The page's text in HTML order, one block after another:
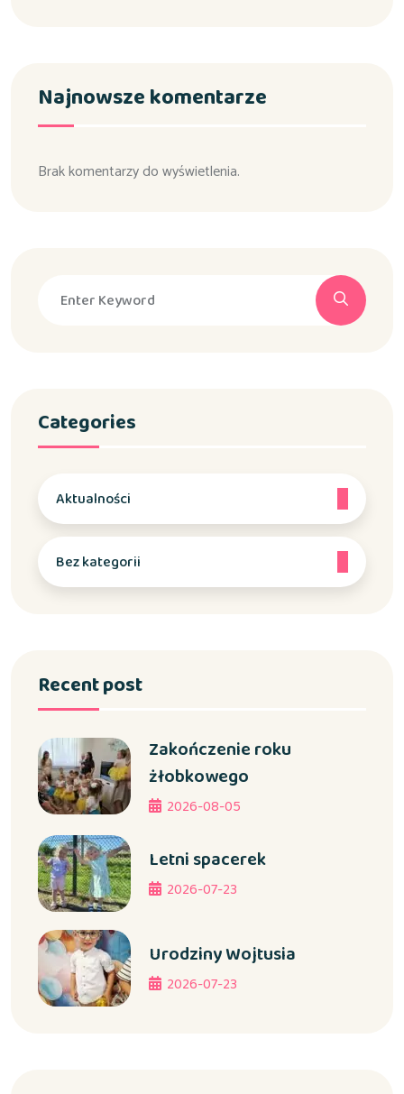
Najnowsze komentarze
Brak komentarzy do wyświetlenia.
Categories
Aktualności
Bez kategorii
Recent post
Zakończenie roku
żłobkowego
2026-08-05
Letni spacerek
2026-07-23
Urodziny Wojtusia
2026-07-23